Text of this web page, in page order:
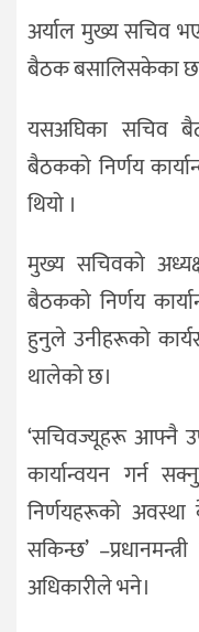
अर्याल मुख्य सचिव
बैठक बसालिसकेका
यसअघिका सचिव
बैठकको निर्णय
थियो ।
मुख्य सचिवको
बैठकको निर्णय
हुनुले उनीहरूको
थालेको छ।
‘सचिवज्यूहरू आफ्नै
कार्यान्वयन गर्न
निर्णयहरूको
सकिन्छ’
अधिकारीले भने।